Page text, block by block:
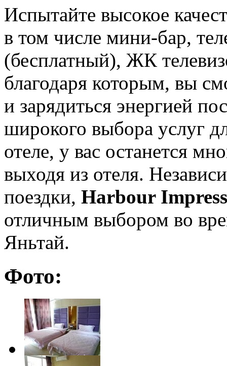
Испытайте высокое
в том числе мини-бар,
(бесплатный), ЖК
благодаря которым, вы
и зарядиться энергией
широкого выбора услуг
отеле, у вас останется
выходя из отеля.
поездки, Harbour
отличным выбором во
Яньтай.
Фото: